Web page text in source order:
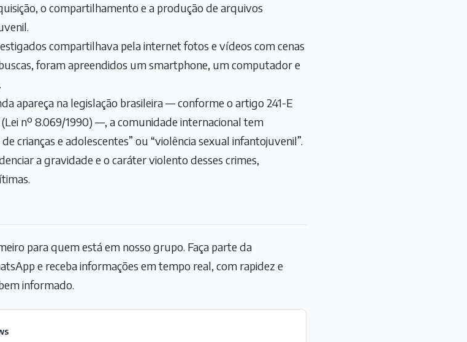
o compartilhamento e a produção de arquivos
compartilhava pela internet fotos e vídeos com cenas
foram apreendidos um smartphone, um computador e
apareça na legislação brasileira — conforme o artigo 241-E
nº 8.069/1990) —, a comunidade internacional tem
crianças e adolescentes” ou “violência sexual infantojuvenil”.
a gravidade e o caráter violento desses crimes,
para quem está em nosso grupo. Faça parte da
e receba informações em tempo real, com rapidez e
informado.